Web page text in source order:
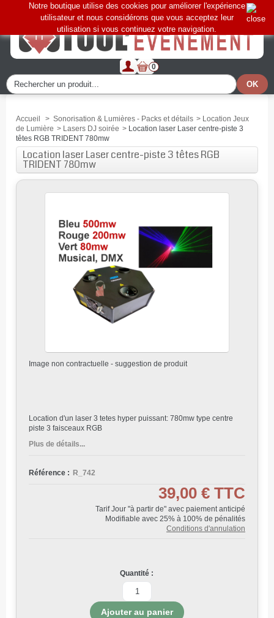
0
Notre boutique utilise des cookies pour améliorer l'expérience
utilisateur et nous considérons que vous acceptez leur
utilisation si vous continuez votre navigation.
Accueil > Sonorisation & Lumières - Packs et détails > Location Jeux
de Lumière > Lasers DJ soirée > Location laser Laser centre-piste 3
têtes RGB TRIDENT 780mw
Location laser Laser centre-piste 3 têtes RGB
TRIDENT 780mw
Image non contractuelle - suggestion de produit
Location d'un laser 3 tetes hyper puissant: 780mw type centre
piste 3 faisceaux RGB
Plus de détails...
Référence : R_742
39,00 € TTC
Tarif Jour "à partir de" avec paiement anticipé
Modifiable avec 25% à 100% de pénalités
Conditions d'annulation
Quantité :